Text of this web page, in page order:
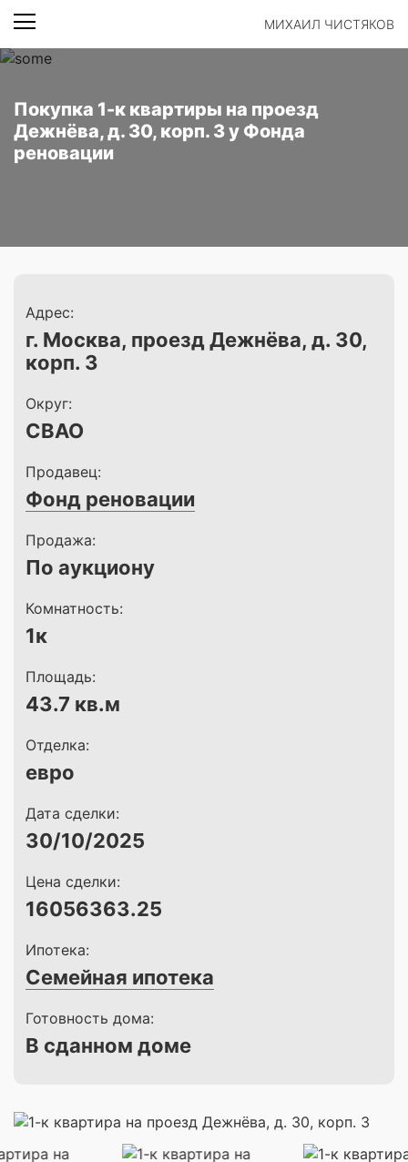
МИХАИЛ ЧИСТЯКОВ
Покупка 1-к квартиры на проезд
Дежнёва, д. 30, корп. 3 у Фонда
реновации
Адрес:
г. Москва, проезд Дежнёва, д. 30,
корп. 3
Округ:
СВАО
Продавец:
Фонд реновации
Продажа:
По аукциону
Комнатность:
1к
Площадь:
43.7 кв.м
Отделка:
евро
Дата сделки:
30/10/2025
Цена сделки:
16056363.25
Ипотека:
Семейная ипотека
Готовность дома:
В сданном доме